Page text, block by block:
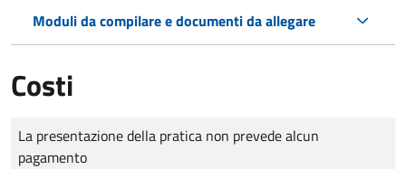
Moduli da compilare e documenti da allegare
Costi
Tipo di pagamento
Importo
La presentazione della pratica non prevede alcun
pagamento